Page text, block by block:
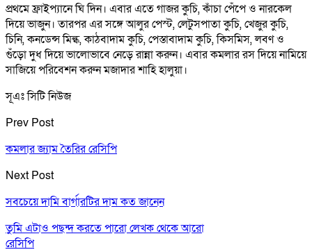
প্রথমে ফ্রাইপ্যানে ঘি দিন। এবার এতে গাজর কুচি, কাঁচা পেঁপে ও নারকেল
দিয়ে ভাজুন। তারপর এর সঙ্গে আলুর পেস্ট, লেটুসপাতা কুচি, খেজুর কুচি,
চিনি, কনডেন্স মিল্ক, কাঠবাদাম কুচি, পেস্তাবাদাম কুচি, কিসমিস, লবণ ও
গুঁড়ো দুধ দিয়ে ভালোভাবে নেড়ে রান্না করুন। এবার কমলার রস দিয়ে নামিয়ে
সাজিয়ে পরিবেশন করুন মজাদার শাহি হালুয়া।
সূএঃ সিটি নিউজ
Prev Post
কমলার জ্যাম তৈরির রেসিপি
Next Post
সবচেয়ে দামি বার্গারটির দাম কত জানেন
তুমি এটাও পছন্দ করতে পারোলেখক থেকে আরো
রেসিপি